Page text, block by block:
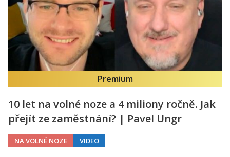
Premium
10 let na volné noze a 4 miliony ročně. Jak
přejít ze zaměstnání? | Pavel Ungr
NA VOLNÉ NOZE VIDEO